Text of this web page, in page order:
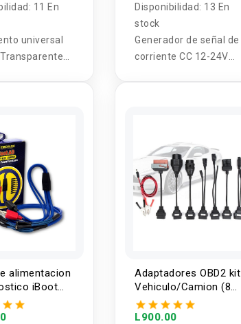
11 En
universal
Disponibilidad: 13 En
stock
Generador de señal de
corriente CC 12-24V
alimentacion
iBoot
Adaptadores OBD2 kit
Vehiculo/Camion (8
piezas)
L900.00